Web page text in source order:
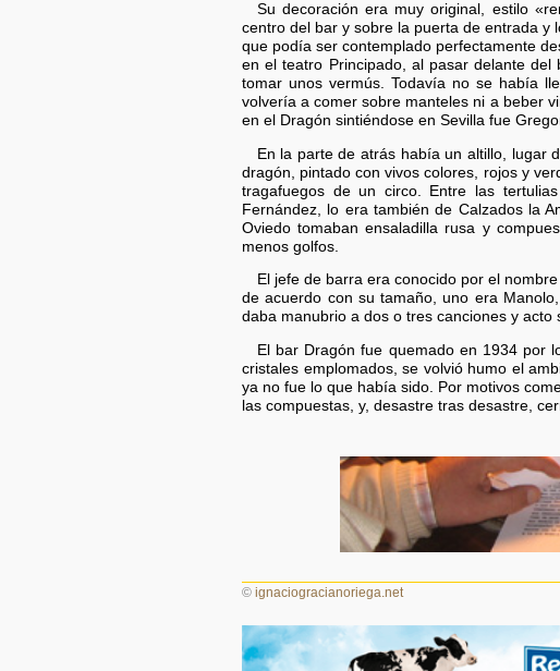
Su decoración era muy original, estilo
centro del bar y sobre la puerta de entrada y
que podía ser contemplado perfectamente
en el teatro Principado, al pasar delante
tomar unos vermús. Todavía no se había
volvería a comer sobre manteles ni a beber
en el Dragón sintiéndose en Sevilla fue
En la parte de atrás había un altillo, lugar
dragón, pintado con vivos colores, rojos y
tragafuegos de un circo. Entre las
Fernández, lo era también de Calzados la
Oviedo tomaban ensaladilla rusa y
menos golfos.
El jefe de barra era conocido por el
de acuerdo con su tamaño, uno era
daba manubrio a dos o tres canciones y
El bar Dragón fue quemado en 1934 por
cristales emplomados, se volvió humo el
ya no fue lo que había sido. Por motivos
las compuestas, y, desastre tras desastre,
© ignaciogracianoriega.net